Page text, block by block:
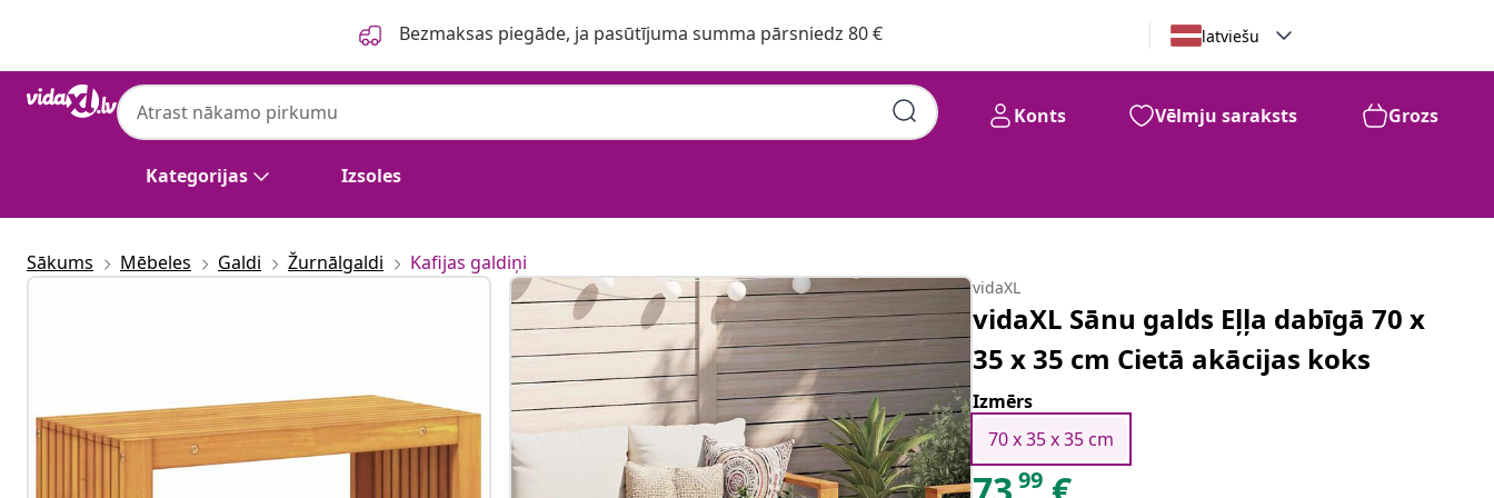
Bezmaksas piegāde, ja pasūtījuma summa pārsniedz 80 € latviešu
Kategorijas Izsoles
Konts Vēlmju saraksts Grozs
Sākums Mēbeles Galdi Žurnālgaldi Kafijas galdiņi
vidaXL
vidaXL Sānu galds Eļļa dabīgā 70 x
35 x 35 cm Cietā akācijas koks
Izmērs
70 x 35 x 35 cm
99